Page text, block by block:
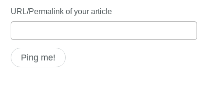
URL/Permalink of your article